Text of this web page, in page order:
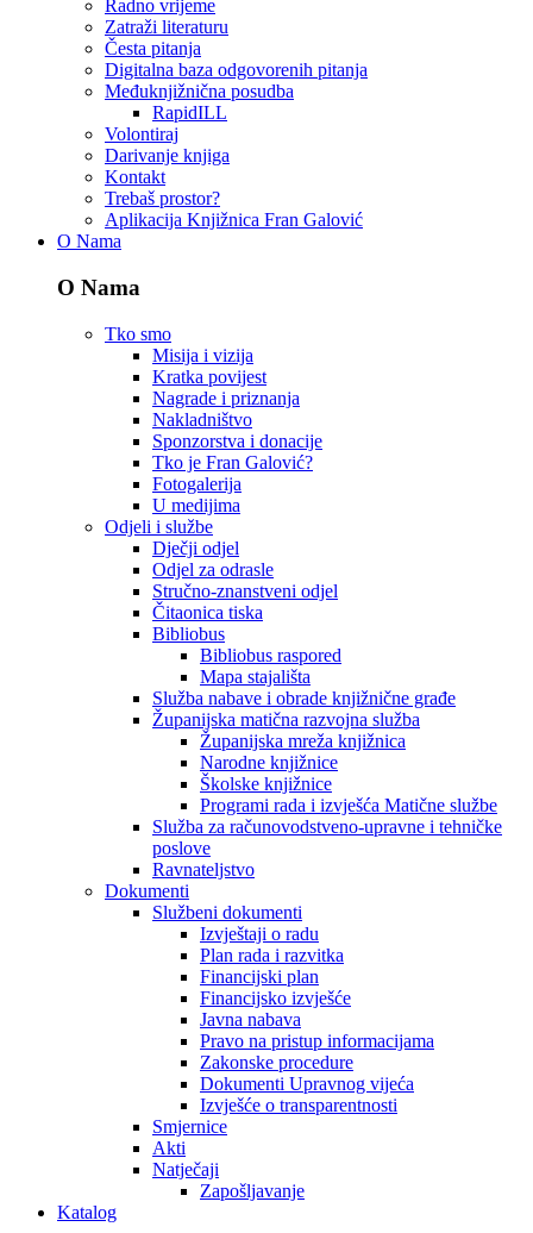
Radno vrijeme
Zatraži literaturu
Česta pitanja
Digitalna baza odgovorenih pitanja
Međuknjižnična posudba
RapidILL
Volontiraj
Darivanje knjiga
Kontakt
Trebaš prostor?
Aplikacija Knjižnica Fran Galović
O Nama
O Nama
Tko smo
Misija i vizija
Kratka povijest
Nagrade i priznanja
Nakladništvo
Sponzorstva i donacije
Tko je Fran Galović?
Fotogalerija
U medijima
Odjeli i službe
Dječji odjel
Odjel za odrasle
Stručno-znanstveni odjel
Čitaonica tiska
Bibliobus
Bibliobus raspored
Mapa stajališta
Služba nabave i obrade knjižnične građe
Županijska matična razvojna služba
Županijska mreža knjižnica
Narodne knjižnice
Školske knjižnice
Programi rada i izvješća Matične službe
Služba za računovodstveno-upravne i tehničke
poslove
Ravnateljstvo
Dokumenti
Službeni dokumenti
Izvještaji o radu
Plan rada i razvitka
Financijski plan
Financijsko izvješće
Javna nabava
Pravo na pristup informacijama
Zakonske procedure
Dokumenti Upravnog vijeća
Izvješće o transparentnosti
Smjernice
Akti
Natječaji
Zapošljavanje
Katalog